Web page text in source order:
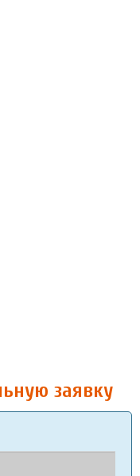
заявку